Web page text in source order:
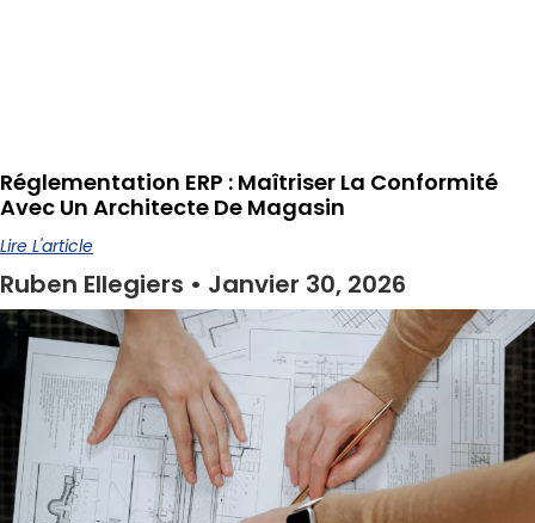
Réglementation ERP : Maîtriser La Conformité
Avec Un Architecte De Magasin
Lire L'article
Ruben Ellegiers Janvier 30, 2026